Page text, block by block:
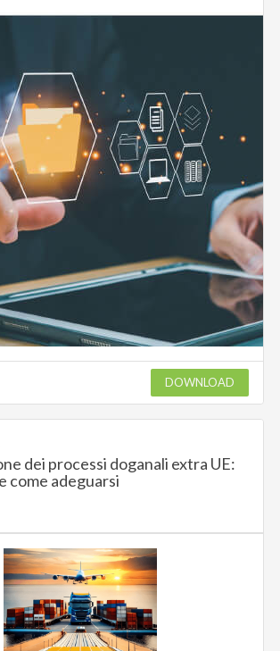
DOWNLOAD
dei processi doganali extra UE:
come adeguarsi